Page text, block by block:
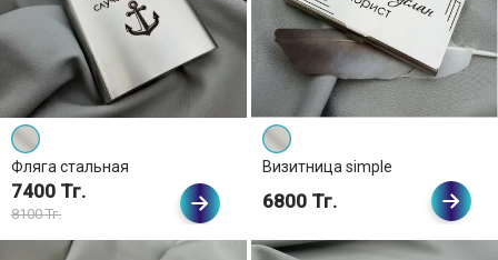
Фляга стальная
7400 Тг.
8100 Тг.
Визитница simple
6800 Тг.